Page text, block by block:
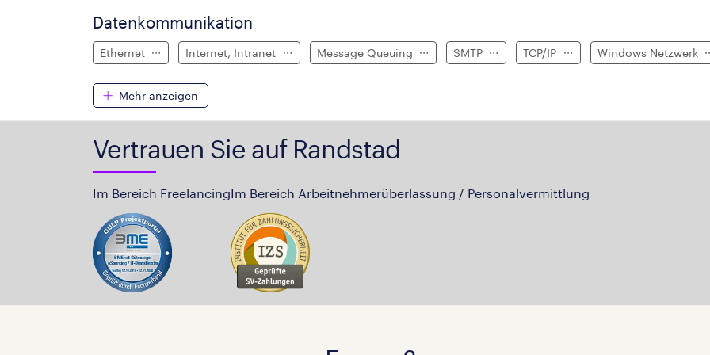
Datenkommunikation
Ethernet Internet, Intranet Message Queuing SMTP TCP/IP Windows Netzwerk
Mehr anzeigen
Vertrauen Sie auf Randstad
Im Bereich FreelancingIm Bereich Arbeitnehmerüberlassung / Personalvermittlung